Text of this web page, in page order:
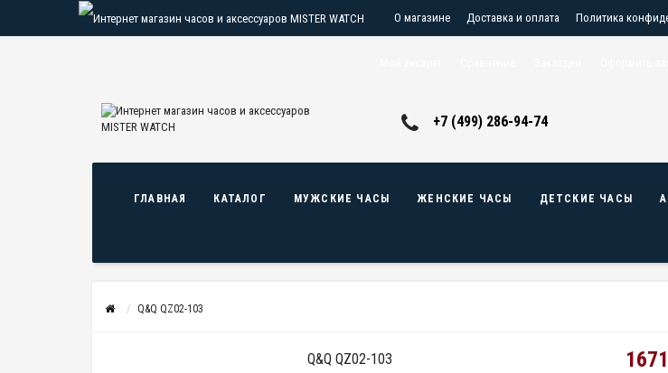
О магазине Доставка и оплата Политика
+7 (499) 286-94-74
ГЛАВНАЯ КАТАЛОГ МУЖСКИЕ ЧАСЫ ЖЕНСКИЕ ЧАСЫ ДЕТСКИЕ ЧАСЫ
Q&Q QZ02-103
Q&Q QZ02-103